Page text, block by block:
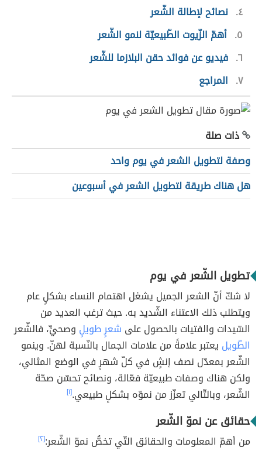
٤ نصائح لإطالة الشّعر
٥ أهمّ الزّيوت الطّبيعيّة لنمو الشّعر
٦ فيديو عن فوائد حقن البلازما للشّعر
٧ المراجع
ذات صلة
وصفة لتطويل الشعر في يوم واحد
هل هناك طريقة لتطويل الشعر في أسبوعين
تطويل الشّعر في يوم
لا شكّ أنّ الشعر الجميل يشغل اهتمام النساء بشكلٍ عام
ويتطلب ذلك الاعتناء الشّديد به. حيث ترغب العديد من
السّيدات والفتيات بالحصول على شعرٍ طويلٍ وصحيٍّ، فالشّعر
الطّويل يعتبر علامةً من علامات الجمال بالنّسبة لهنّ. وينمو
الشّعر بمعدّل نصف إنشٍ في كلّ شهرٍ في الوضع المثالي،
ولكن هناك وصفات طبيعيّة فعّالة، ونصائح تحسّن صحّة
الشّعر، وبالتّالي تعزّز من نموّه بشكلٍ طبيعي.[١]
حقائق عن نموّ الشّعر
من أهمّ المعلومات والحقائق التّي تخصُّ نموّ الشّعر:[٢]